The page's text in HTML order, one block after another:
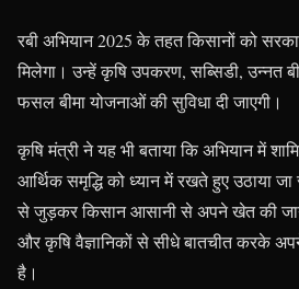
रबी अभियान 2025 के तहत किसानों को
मिलेगा। उन्हें कृषि उपकरण, सब्सिडी, उन्नत
फसल बीमा योजनाओं की सुविधा दी जाएगी।
कृषि मंत्री ने यह भी बताया कि अभियान में
आर्थिक समृद्धि को ध्यान में रखते हुए उठाया
से जुड़कर किसान आसानी से अपने खेत की
और कृषि वैज्ञानिकों से सीधे बातचीत करके
है।